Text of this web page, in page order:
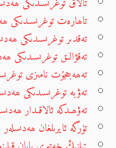
تاھارەت توغرىسىدىكى
تەقدىر توغرىسىدىكى
تەقۋالىق توغرىسىدىكى
تەھەججۇت نامىزى
تەۋبە توغرىسىدىكى
تەۋھىدكە ئالاقىدار
تۈرگە ئايرىلغان ھەدىسلەر